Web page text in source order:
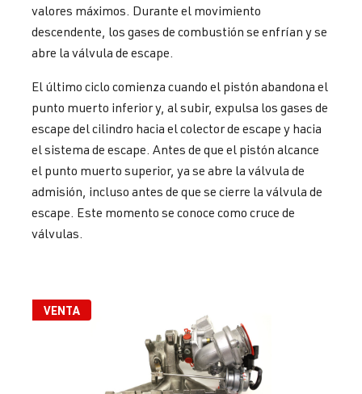
valores máximos. Durante el movimiento
descendente, los gases de combustión se enfrían y se
abre la válvula de escape.
El último ciclo comienza cuando el pistón abandona el
punto muerto inferior y, al subir, expulsa los gases de
escape del cilindro hacia el colector de escape y hacia
el sistema de escape. Antes de que el pistón alcance
el punto muerto superior, ya se abre la válvula de
admisión, incluso antes de que se cierre la válvula de
escape. Este momento se conoce como cruce de
válvulas.
VENTA